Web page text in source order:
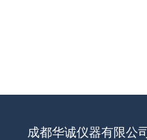
成都华诚仪器有限公司